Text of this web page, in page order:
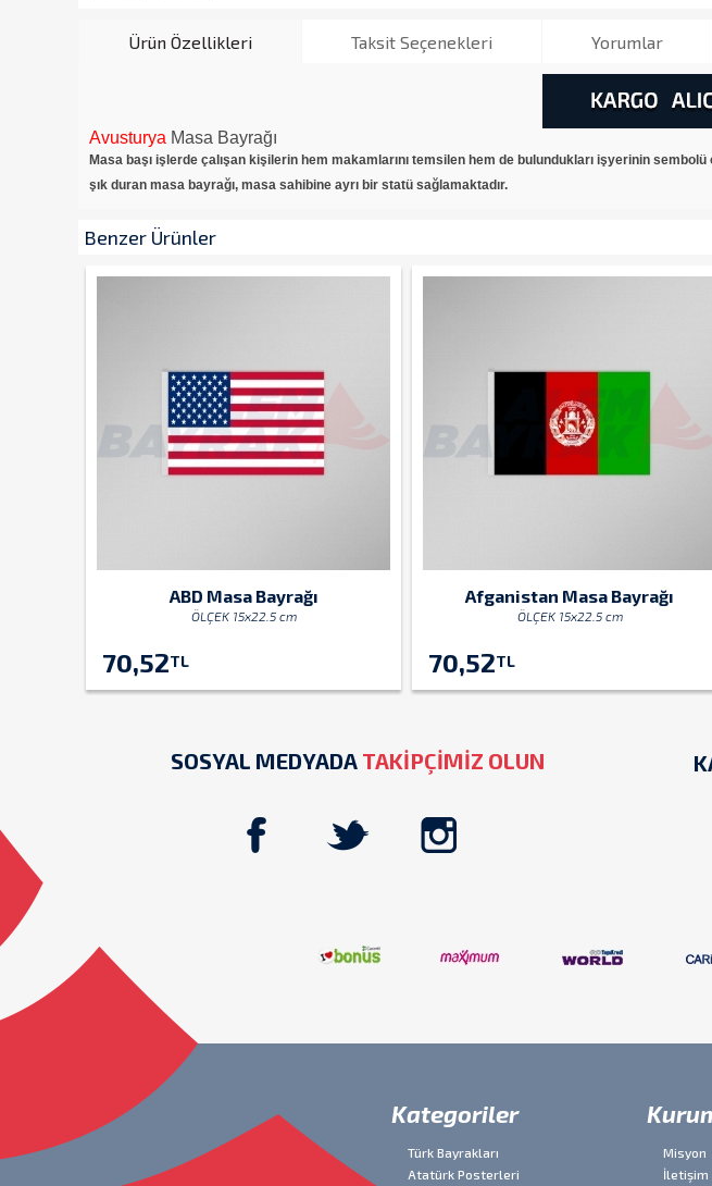
Ürün Özellikleri Taksit Seçenekleri Yorumlar
Avusturya Masa Bayrağı
Masa başı işlerde çalışan kişilerin hem makamlarını temsilen hem de bulundukları işyerinin
şık duran masa bayrağı, masa sahibine ayrı bir statü sağlamaktadır.
Benzer Ürünler
ABD Masa Bayrağı
ÖLÇEK 15x22.5 cm
70,52TL
Afganistan Masa Bayrağı
ÖLÇEK 15x22.5 cm
70,52TL
SOSYAL MEDYADA TAKİPÇİMİZ OLUN
Kategoriler
Türk Bayrakları
Atatürk Posterleri
Misyon
İletişim